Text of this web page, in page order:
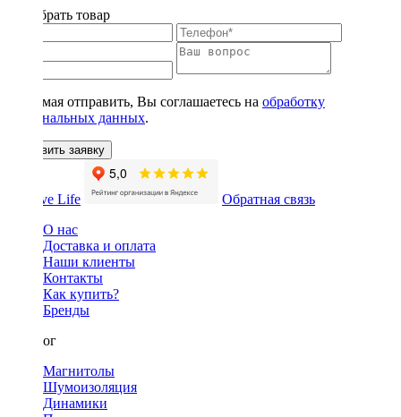
Подобрать товар
Нажимая отправить, Вы соглашаетесь на обработку
персональных данных.
Оставить заявку
Обратная связь
О нас
Доставка и оплата
Наши клиенты
Контакты
Как купить?
Бренды
Каталог
Магнитолы
Шумоизоляция
Динамики